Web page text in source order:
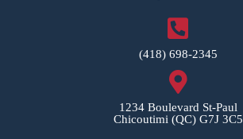
(418) 698-2345
1234 Boulevard St-Paul
Chicoutimi (QC) G7J 3C5